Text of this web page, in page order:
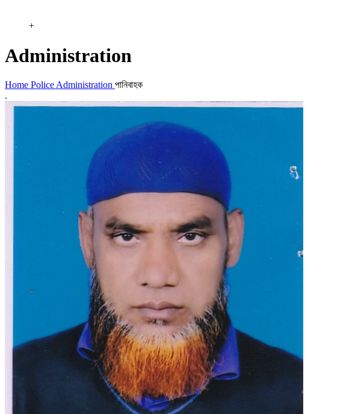
+
Administration
Home Police Administration পানিবাহক
.